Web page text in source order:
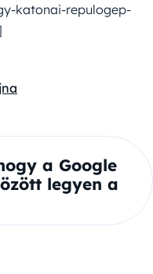
katonai-repulogep-
a Google
legyen a